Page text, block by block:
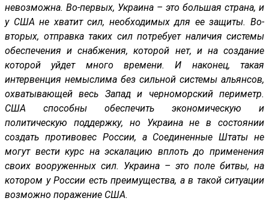
невозможна. Во-первых, Украина – это большая страна, и
у США не хватит сил, необходимых для ее защиты. Во-
вторых, отправка таких сил потребует наличия системы
обеспечения и снабжения, которой нет, и на создание
которой уйдет много времени. И наконец, такая
интервенция немыслима без сильной системы альянсов,
охватывающей весь Запад и черноморский периметр.
США способны обеспечить экономическую и
политическую поддержку, но Украина не в состоянии
создать противовес России, а Соединенные Штаты не
могут вести курс на эскалацию вплоть до применения
своих вооруженных сил. Украина – это поле битвы, на
котором у России есть преимущества, а в такой ситуации
возможно поражение США.